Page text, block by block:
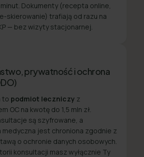
Dokumenty (recepta online,
skierowanie) trafiają od razu na
— bez wizyty stacjonarnej.
prywatność i ochrona
to podmiot leczniczy z
OC na kwotę do 1,5 mln zł.
są szyfrowane, a
jest chroniona zgodnie z
o ochronie danych osobowych.
konsultacji masz wyłącznie Ty